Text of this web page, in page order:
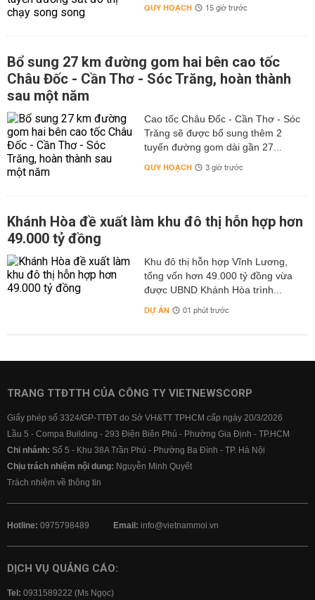
QUY HOẠCH 15 giờ trước
Bổ sung 27 km đường gom hai bên cao tốc
Châu Đốc - Cần Thơ - Sóc Trăng, hoàn thành
sau một năm
Cao tốc Châu Đốc - Cần Thơ - Sóc
Trăng sẽ được bổ sung thêm 2
tuyến đường gom dài gần 27...
QUY HOẠCH 3 giờ trước
Khánh Hòa đề xuất làm khu đô thị hỗn hợp hơn
49.000 tỷ đồng
Khu đô thị hỗn hợp Vĩnh Lương,
tổng vốn hơn 49.000 tỷ đồng vừa
được UBND Khánh Hòa trình...
DỰ ÁN 01 phút trước
TRANG TTĐTTH CỦA CÔNG TY VIETNEWSCORP
Giấy phép số 3324/GP-TTĐT do Sở VH&TT TPHCM cấp ngày 20/3/2026
Lầu 5 - Compa Building - 293 Điện Biên Phủ - Phường Gia Định - TP.HCM
Chi nhánh: Số 5 - Khu 38A Trần Phú - Phường Ba Đình - TP. Hà Nội
Chịu trách nhiệm nội dung: Nguyễn Minh Quyết
Trách nhiệm về thông tin
Hotline: 0975798489 Email: info@vietnammoi.vn
DỊCH VỤ QUẢNG CÁO:
Tel: 0931589222 (Ms Ngọc)